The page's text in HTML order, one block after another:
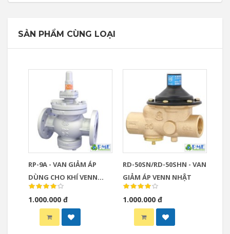
SẢN PHẨM CÙNG LOẠI
RP-9A - VAN GIẢM ÁP
DÙNG CHO KHÍ VENN
NHẬT
1.000.000 đ
RD-50SN/RD-50SHN - VAN
GIẢM ÁP VENN NHẬT
1.000.000 đ